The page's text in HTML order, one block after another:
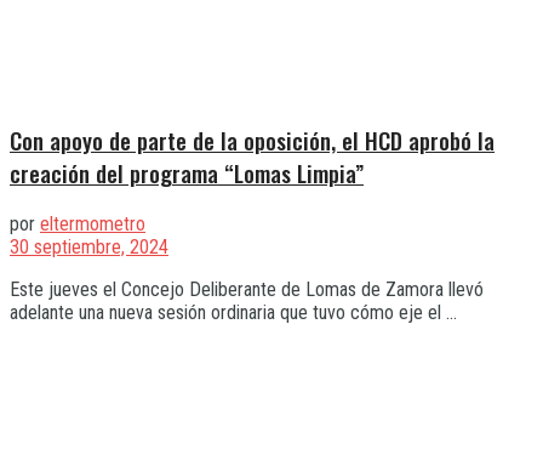
Con apoyo de parte de la oposición, el HCD aprobó la
creación del programa “Lomas Limpia”
por eltermometro
30 septiembre, 2024
Este jueves el Concejo Deliberante de Lomas de Zamora llevó
adelante una nueva sesión ordinaria que tuvo cómo eje el ...